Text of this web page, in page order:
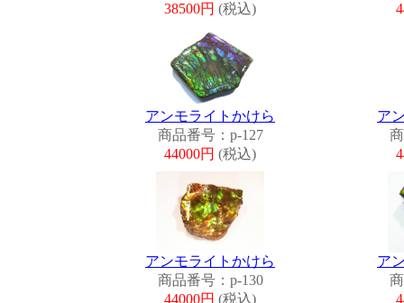
38500円 (税込)
アンモライトかけら
商品番号：p-127
44000円 (税込)
ア
アンモライトかけら
商品番号：p-130
44000円 (税込)
ア